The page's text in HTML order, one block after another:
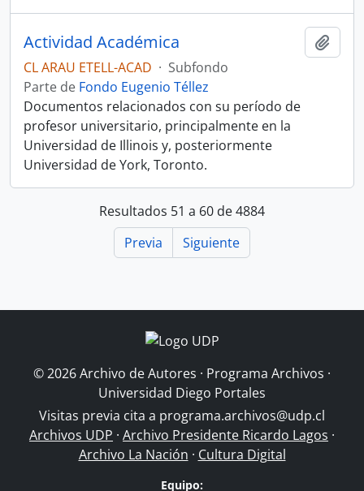
Actividad Académica
CL ARAU ETELL-ACAD · Subfondo
Parte de Fondo Eugenio Téllez
Documentos relacionados con su período de
profesor universitario, principalmente en la
Universidad de Illinois y, posteriormente
Universidad de York, Toronto.
Resultados 51 a 60 de 4884
Previa
Siguiente
© 2026 Archivo de Autores · Programa Archivos ·
Universidad Diego Portales
Visitas previa cita a programa.archivos@udp.cl
Archivos UDP · Archivo Presidente Ricardo Lagos ·
Archivo La Nación · Cultura Digital
Equipo: